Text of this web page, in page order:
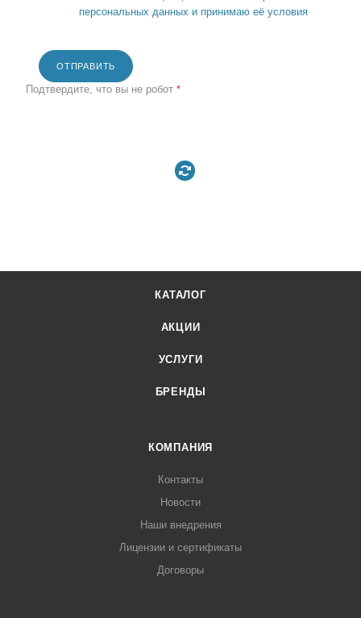
персональных данных и принимаю её условия
ОТПРАВИТЬ
Подтвердите, что вы не робот *
КАТАЛОГ
АКЦИИ
УСЛУГИ
БРЕНДЫ
КОМПАНИЯ
Контакты
Новости
Наши внедрения
Лицензии и сертификаты
Договоры